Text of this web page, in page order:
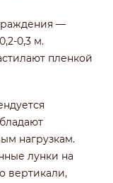
—
0,3 м.
пленкой
нагрузкам.
лунки на
вертикали,